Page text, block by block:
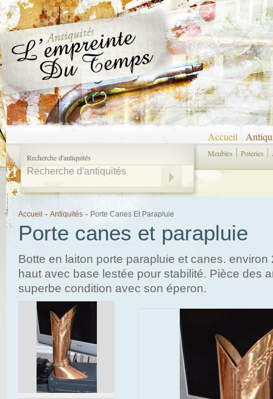
Recherche d'antiquités
Accueil
Meubles Poteries
Accueil - Antiquités - Porte Canes Et Parapluie
Porte canes et parapluie
Botte en laiton porte parapluie et canes. environ
haut avec base lestée pour stabilité. Pièce des
superbe condition avec son éperon.